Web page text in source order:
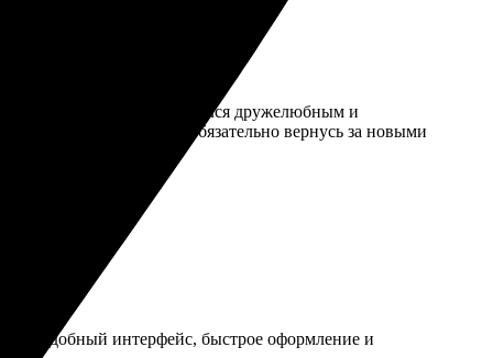
бумаги. Персонал оказался дружелюбным и
яркая, детали четкие. Обязательно вернусь за новыми
Удобный интерфейс, быстрое оформление и